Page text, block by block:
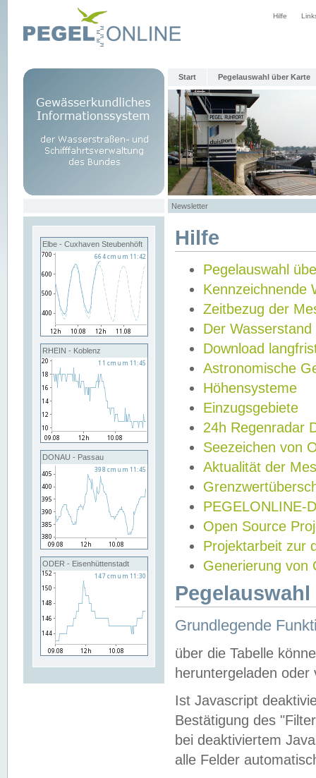
Hilfe
Start Pegelauswahl über Karte
Newsletter
Elbe - Cuxhaven Steubenhöft
RHEIN - Koblenz
DONAU - Passau
ODER - Eisenhüttenstadt
Hilfe
Pegelauswahl
Kennzeichnende
Zeitbezug der
Der Wasserstand
Download
Astronomische
Höhensysteme
Einzugsgebiete
24h Regenradar
Seezeichen von
Aktualität der
PEGELONLINE-
Open Source
Projektarbeit zur
Generierung von
Grundlegende
über die Tabelle
heruntergeladen oder
Ist Javascript
Bestätigung des
bei deaktiviertem
alle Felder